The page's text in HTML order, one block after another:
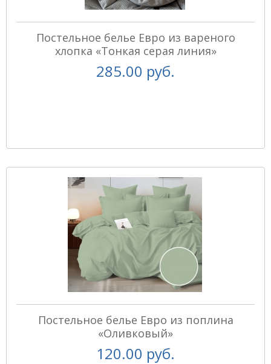
Постельное белье Евро из вареного
хлопка «Тонкая серая линия»
285.00 руб.
Постельное белье Евро из поплина
«Оливковый»
120.00 руб.